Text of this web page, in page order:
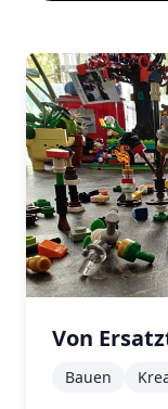
Von
Bauen